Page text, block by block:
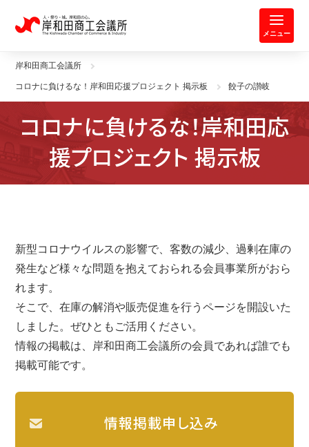
岸和田商工会議所 | 人・祭り・城。
メニュー
岸和田商工会議所
コロナに負けるな！岸和田応援プロジェクト 掲示板 餃子の讃岐
コロナに負けるな！岸和田応
援プロジェクト 掲示板
新型コロナウイルスの影響で、客数の減少、過剰在庫の
発生など様々な問題を抱えておられる会員事業所がおら
れます。
そこで、在庫の解消や販売促進を行うページを開設いた
しました。ぜひともご活用ください。
情報の掲載は、岸和田商工会議所の会員であれば誰でも
掲載可能です。
情報掲載申し込み